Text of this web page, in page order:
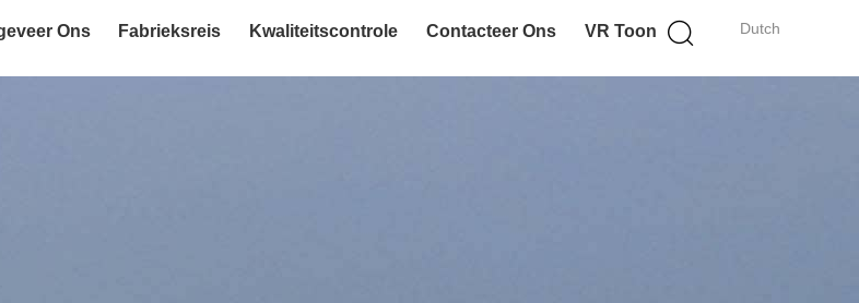
Dutch
Ons Fabrieksreis Kwaliteitscontrole Contacteer Ons VR Toon